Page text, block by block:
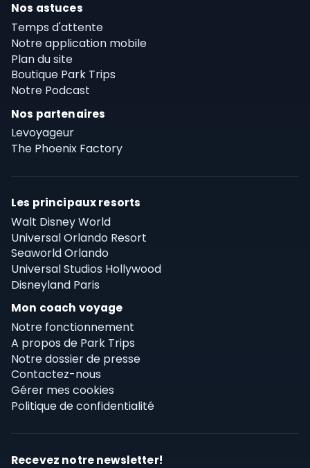
Nos astuces
Temps d'attente
Notre application mobile
Plan du site
Boutique Park Trips
Notre Podcast
Nos partenaires
Levoyageur
The Phoenix Factory
Les principaux resorts
Walt Disney World
Universal Orlando Resort
Seaworld Orlando
Universal Studios Hollywood
Disneyland Paris
Mon coach voyage
Notre fonctionnement
A propos de Park Trips
Notre dossier de presse
Contactez-nous
Gérer mes cookies
Politique de confidentialité
Recevez notre newsletter!